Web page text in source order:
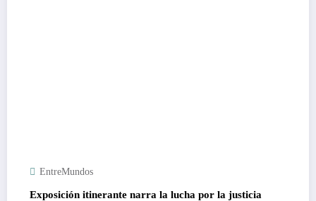
EntreMundos
Exposición itinerante narra la lucha por la justicia